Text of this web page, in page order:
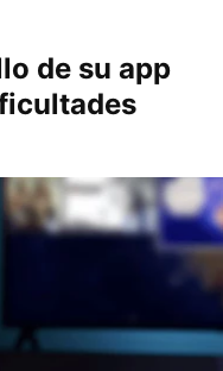
de su app